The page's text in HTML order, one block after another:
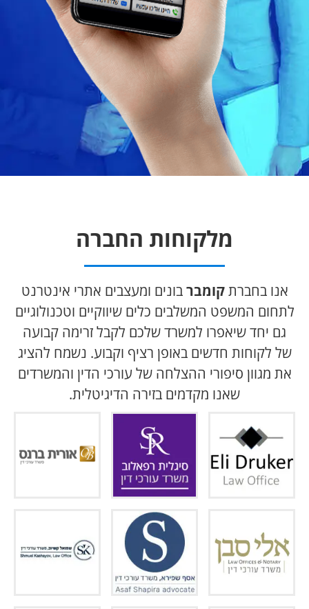
מלקוחות החברה
אנו בחברתקומברבונים ומעצבים אתרי אינטרנט
לתחום המשפט המשלבים כלים שיווקיים וטכנולוגיים
גם יחד שיאפרו למשרד שלכם לקבל זרימה קבועה
של לקוחות חדשים באופן רציף וקבוע. נשמח להציג
את מגוון סיפורי ההצלחה של עורכי הדין והמשרדים
שאנו מקדמים בזירה הדיגיטלית.